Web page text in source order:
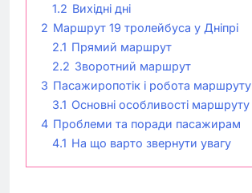
1.2 Вихідні дні
2 Маршрут 19 тролейбуса у Дніпрі
2.1 Прямий маршрут
2.2 Зворотний маршрут
3 Пасажиропотік і робота маршруту
3.1 Основні особливості маршруту
4 Проблеми та поради пасажирам
4.1 На що варто звернути увагу